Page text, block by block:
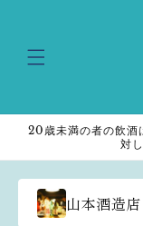
20歳未満の者の飲酒
対
山本酒造店